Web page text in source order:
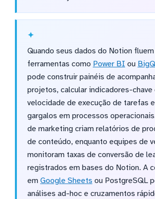
Quando seus dados do Notion
ferramentas como Power BI ou
pode construir painéis de
projetos, calcular indicadores-chave
velocidade de execução de tarefas
gargalos em processos
de marketing criam relatórios de
de conteúdo, enquanto equipes de
monitoram taxas de conversão de
registrados em bases do Notion. A
em Google Sheets ou PostgreSQL
análises ad-hoc e cruzamentos